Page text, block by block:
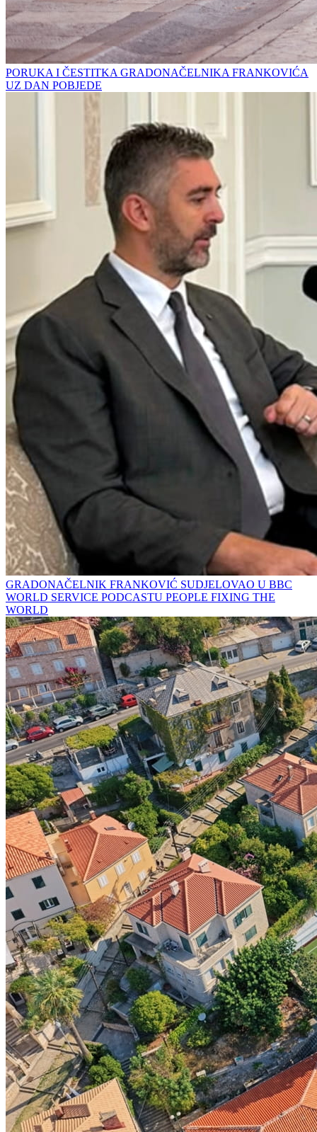
PORUKA I ČESTITKA GRADONAČELNIKA FRANKOVIĆA
UZ DAN POBJEDE
GRADONAČELNIK FRANKOVIĆ SUDJELOVAO U BBC
WORLD SERVICE PODCASTU PEOPLE FIXING THE
WORLD